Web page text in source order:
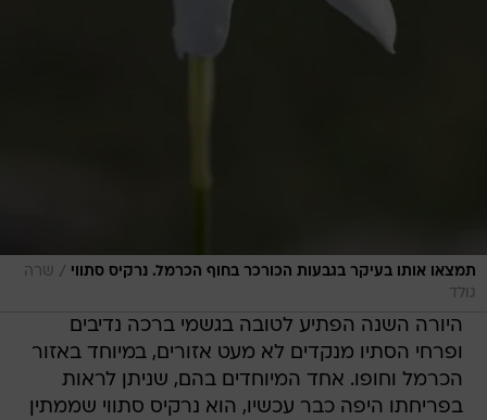
תמצאו אותו בעיקר בגבעות הכורכר בחוף הכרמל. נרקיס סתווי / שרה
גולד
היורה השנה הפתיע לטובה בגשמי ברכה נדיבים
ופרחי הסתיו מנקדים לא מעט אזורים, במיוחד באזור
הכרמל וחופו. אחד המיוחדים בהם, שניתן לראות
בפריחתו היפה כבר עכשיו, הוא נרקיס סתווי שממתין